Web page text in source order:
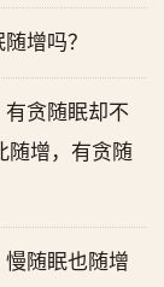
增吗？
贪随眠却不
随增，有贪随
慢随眠也随增